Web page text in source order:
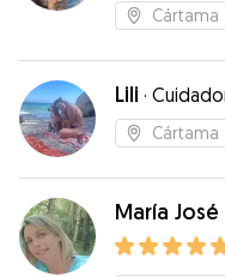
Cártama
Lili ·
Cártama
María José